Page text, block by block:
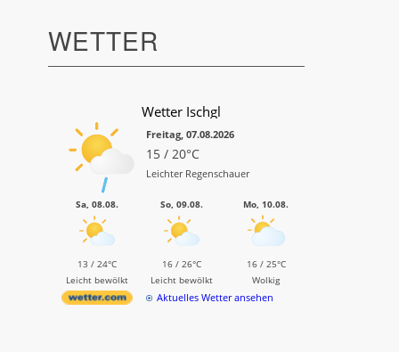
WETTER
Wetter Ischgl
Freitag, 07.08.2026
15 / 20°C
Leichter Regenschauer
Sa, 08.08.
13 / 24°C
Leicht bewölkt
So, 09.08.
16 / 26°C
Leicht bewölkt
Mo, 10.08.
16 / 25°C
Wolkig
Aktuelles Wetter ansehen